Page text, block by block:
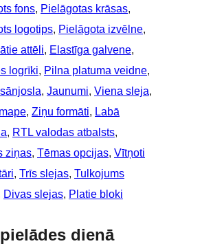
fons, Pielāgotas krāsas
logotips, Pielāgota izvēlne
attēli, Elastīga galvene
logrīki, Pilna platuma veidne
, Jaunumi, Viena sleja
, Ziņu formāti, Labā
, RTL valodas atbalsts
ziņas, Tēmas opcijas, Vītņoti
, Trīs slejas, Tulkojums
Divas slejas, Platie bloki
dienā